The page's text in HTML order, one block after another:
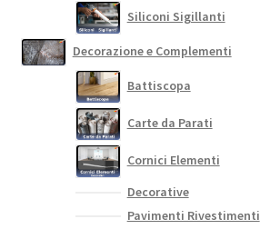
Siliconi Sigillanti
Decorazione e Complementi
Battiscopa
Carte da Parati
Cornici Elementi
Decorative
Pavimenti Rivestimenti